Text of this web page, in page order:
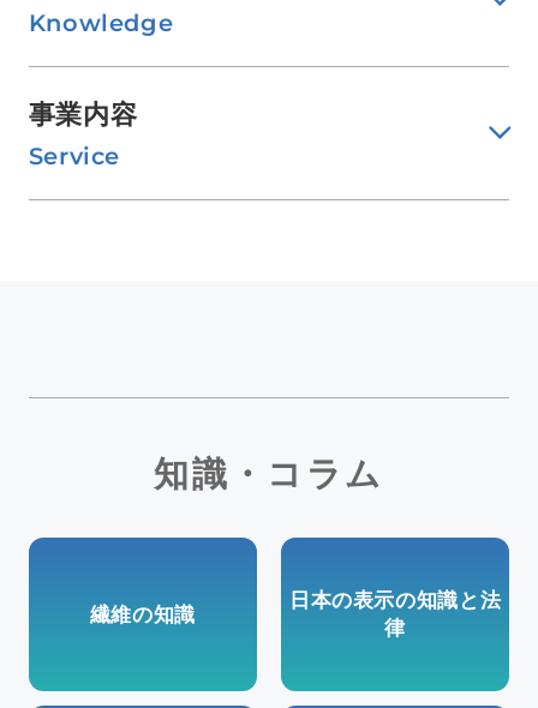
Knowledge
事業内容
Service
知識・コラム
繊維の知識
日本の表示の知識と法
律